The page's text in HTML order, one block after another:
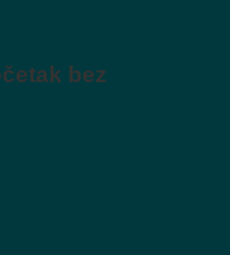
bez